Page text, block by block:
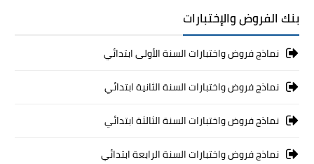
بنك الفروض والإختبارات
نماذج فروض واختبارات السنة الأولى ابتدائي
نماذج فروض واختبارات السنة الثانية ابتدائي
نماذج فروض واختبارات السنة الثالثة ابتدائي
نماذج فروض واختبارات السنة الرابعة ابتدائي